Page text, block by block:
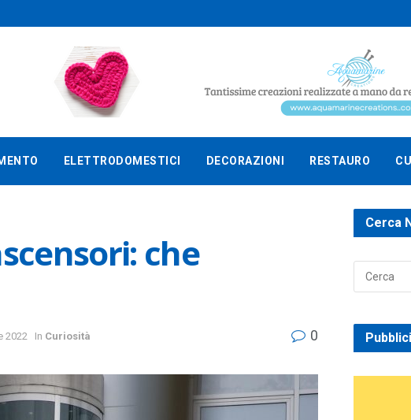
ELETTRODOMESTICI DECORAZIONI RESTAURO
che
2022 In Curiosità 0
Cerca